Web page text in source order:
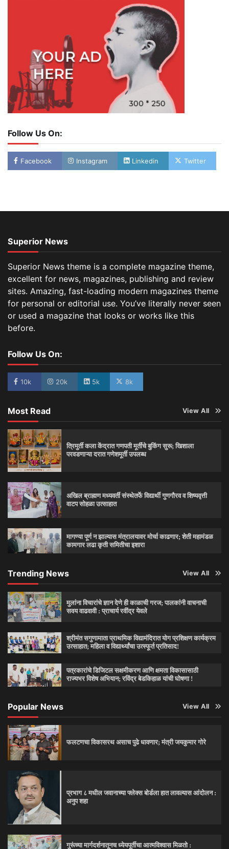
Follow Us On:
Facebook Instagram Linkedin Twitter
Superior News
Superior News theme is a complete magazine theme,
excellent for news, magazines, publishing and review
sites. Amazing, fast-loading modern magazines theme
for personal or editorial use. You’ve literally never seen
or used a magazine that looks or works like this
before.
Follow Us On:
10k 20k 5k 8k
Most Read View All
त्रिमुर्ती कला केंद्रात गणपती मूर्तींचे बुकिंग सुरू; खिशाला
परवडणाऱ्या दरात गणेशमूर्ती उपलब्ध
अखिल ब्राह्मण मध्यवर्ती संस्थेतर्फे विद्यार्थी गुणगौरव व शिष्यवृत्ती
वाटप सोहळा उत्साहात
मागण्या पूर्ण न झाल्यास मंत्रालयावर मोर्चा काढणार; शेती महामंडळ
कामगार लढा कृती समितीचा इशारा
Trending News View All
मुलांना विचारांचे ज्ञान देणे ही काळाची गरज; पालकांनी वाचनाची
सवय वाढवावी : प्राचार्य रवींद्र येवले
श्रीमंत सगुणामाता प्राथमिक विद्यामंदिरात योग प्रशिक्षण कार्यक्रम
उत्साहात; महिला व विद्यार्थ्यांचा उत्स्फूर्त प्रतिसाद!
पत्रकारांचे डिजिटल सक्षमीकरण आणि क्षमता विकासासाठी
राज्यभर विशेष अभियान; रविंद्र बेडकिहाळ यांची घोषणा !
Popular News View All
फलटणचा विकासरथ असाच पुढे धावणार; मंत्री जयकुमार गोरे
प्रभाग ८ मधील जवानाच्या फ्लेक्स बोर्डला हात लावल्यास आंदोलन :
अनुप शहा
गुरूंच्या मार्गदर्शनातूनच ध्येयपूर्तीचा आत्मविश्‍वास मिळतो :